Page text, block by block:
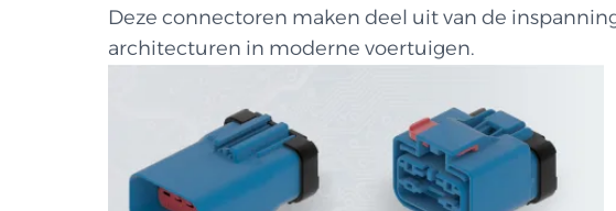
Deze connectoren maken deel uit van de
architecturen in moderne voertuigen.